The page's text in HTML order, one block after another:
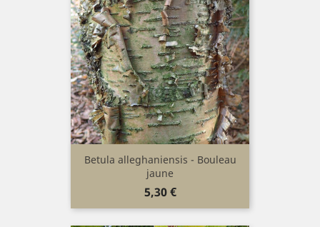
Betula alleghaniensis - Bouleau
jaune
Prix
5,30 €